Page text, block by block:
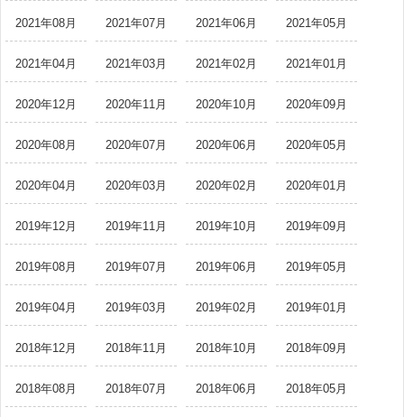
2021年08月 2021年07月 2021年06月 2021年05月
2021年04月 2021年03月 2021年02月 2021年01月
2020年12月 2020年11月 2020年10月 2020年09月
2020年08月 2020年07月 2020年06月 2020年05月
2020年04月 2020年03月 2020年02月 2020年01月
2019年12月 2019年11月 2019年10月 2019年09月
2019年08月 2019年07月 2019年06月 2019年05月
2019年04月 2019年03月 2019年02月 2019年01月
2018年12月 2018年11月 2018年10月 2018年09月
2018年08月 2018年07月 2018年06月 2018年05月